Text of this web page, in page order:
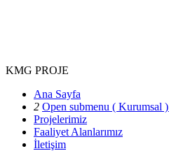
KMG PROJE
Ana Sayfa
2 Open submenu ( Kurumsal )
Projelerimiz
Faaliyet Alanlarımız
İletişim